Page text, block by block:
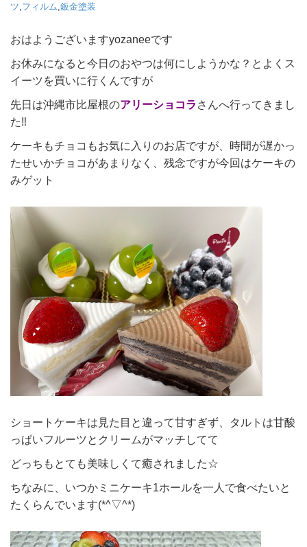
ツ フィルム 鈑金塗装
おはようございますyozaneeです
お休みになると今日のおやつは何にしようかな？とよくス
イーツを買いに行くんですが
先日は沖縄市比屋根のアリーショコラ さんへ行ってきまし
た‼
ケーキもチョコもお気に入りのお店ですが、時間が遅かっ
たせいかチョコがあまりなく、残念ですが今回はケーキの
みゲット
ショートケーキは見た目と違って甘すぎず、タルトは甘酸
っぱいフルーツとクリームがマッチしてて
どっちもとても美味しくて癒されました☆
ちなみに、いつかミニケーキ1ホールを一人で食べたいと
たくらんでいます(*^▽^*)